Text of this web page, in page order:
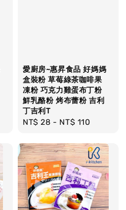
愛廚房~惠昇食品 好媽媽
盒裝粉 草莓綠茶咖啡果
凍粉 巧克力雞蛋布丁粉
鮮乳酪粉 烤布蕾粉 吉利
丁吉利T
Regular
NT$ 28 - NT$ 110